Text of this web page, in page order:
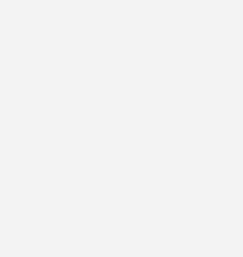
mit dem BM
von uns
gebündelt und